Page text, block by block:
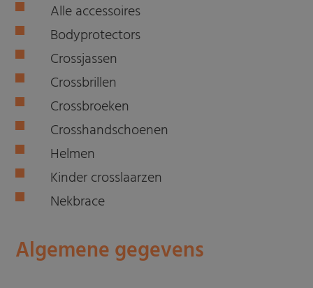
Alle accessoires
Bodyprotectors
Crossjassen
Crossbrillen
Crossbroeken
Crosshandschoenen
Helmen
Kinder crosslaarzen
Nekbrace
Algemene gegevens